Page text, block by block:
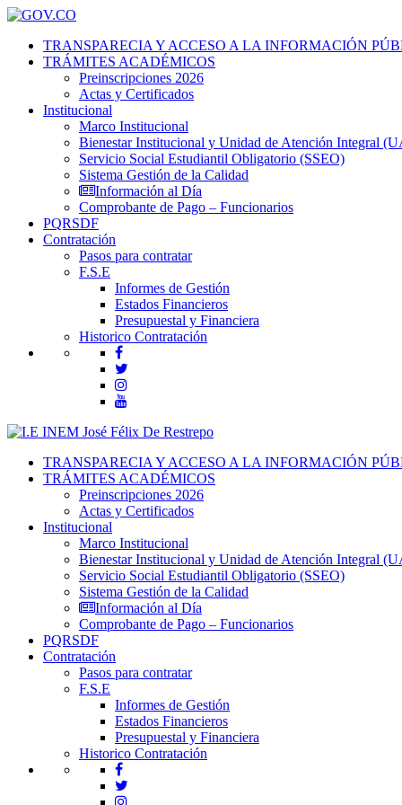
TRANSPARECIA Y ACCESO A LA INFORMACIÓN
TRÁMITES ACADÉMICOS
Preinscripciones 2026
Actas y Certificados
Institucional
Marco Institucional
Bienestar Institucional y Unidad de Atención Integral
Servicio Social Estudiantil Obligatorio (SSEO)
Sistema Gestión de la Calidad
Información al Día
Comprobante de Pago – Funcionarios
PQRSDF
Contratación
Pasos para contratar
F.S.E
Informes de Gestión
Estados Financieros
Presupuestal y Financiera
Historico Contratación
TRANSPARECIA Y ACCESO A LA INFORMACIÓN
TRÁMITES ACADÉMICOS
Preinscripciones 2026
Actas y Certificados
Institucional
Marco Institucional
Bienestar Institucional y Unidad de Atención Integral
Servicio Social Estudiantil Obligatorio (SSEO)
Sistema Gestión de la Calidad
Información al Día
Comprobante de Pago – Funcionarios
PQRSDF
Contratación
Pasos para contratar
F.S.E
Informes de Gestión
Estados Financieros
Presupuestal y Financiera
Historico Contratación